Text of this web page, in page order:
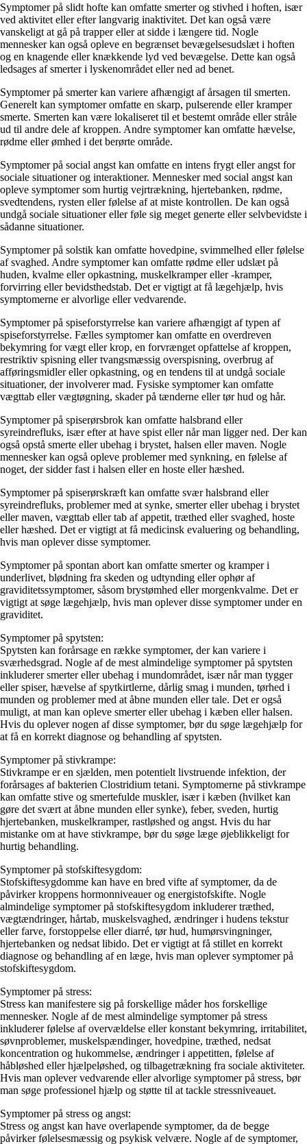
Symptomer på slidt hofte kan omfatte smerter og stivhed i hoften, især
ved aktivitet eller efter langvarig inaktivitet. Det kan også være
vanskeligt at gå på trapper eller at sidde i længere tid. Nogle
mennesker kan også opleve en begrænset bevægelsesudslæt i hoften
og en knagende eller knækkende lyd ved bevægelse. Dette kan også
ledsages af smerter i lyskenområdet eller ned ad benet.
Symptomer på smerter kan variere afhængigt af årsagen til smerten.
Generelt kan symptomer omfatte en skarp, pulserende eller kramper
smerte. Smerten kan være lokaliseret til et bestemt område eller stråle
ud til andre dele af kroppen. Andre symptomer kan omfatte hævelse,
rødme eller ømhed i det berørte område.
Symptomer på social angst kan omfatte en intens frygt eller angst for
sociale situationer og interaktioner. Mennesker med social angst kan
opleve symptomer som hurtig vejrtrækning, hjertebanken, rødme,
svedtendens, rysten eller følelse af at miste kontrollen. De kan også
undgå sociale situationer eller føle sig meget generte eller selvbevidste i
sådanne situationer.
Symptomer på solstik kan omfatte hovedpine, svimmelhed eller følelse
af svaghed. Andre symptomer kan omfatte rødme eller udslæt på
huden, kvalme eller opkastning, muskelkramper eller -kramper,
forvirring eller bevidsthedstab. Det er vigtigt at få lægehjælp, hvis
symptomerne er alvorlige eller vedvarende.
Symptomer på spiseforstyrrelse kan variere afhængigt af typen af
spiseforstyrrelse. Fælles symptomer kan omfatte en overdreven
bekymring for vægt eller krop, en forvrænget opfattelse af kroppen,
restriktiv spisning eller tvangsmæssig overspisning, overbrug af
afføringsmidler eller opkastning, og en tendens til at undgå sociale
situationer, der involverer mad. Fysiske symptomer kan omfatte
vægttab eller vægtøgning, skader på tænderne eller tør hud og hår.
Symptomer på spiserørsbrok kan omfatte halsbrand eller
syreindrefluks, især efter at have spist eller når man ligger ned. Der kan
også opstå smerte eller ubehag i brystet, halsen eller maven. Nogle
mennesker kan også opleve problemer med synkning, en følelse af
noget, der sidder fast i halsen eller en hoste eller hæshed.
Symptomer på spiserørskræft kan omfatte svær halsbrand eller
syreindrefluks, problemer med at synke, smerter eller ubehag i brystet
eller maven, vægttab eller tab af appetit, træthed eller svaghed, hoste
eller hæshed. Det er vigtigt at få medicinsk evaluering og behandling,
hvis man oplever disse symptomer.
Symptomer på spontan abort kan omfatte smerter og kramper i
underlivet, blødning fra skeden og udtynding eller ophør af
graviditetssymptomer, såsom brystømhed eller morgenkvalme. Det er
vigtigt at søge lægehjælp, hvis man oplever disse symptomer under en
graviditet.
Symptomer på spytsten:
Spytsten kan forårsage en række symptomer, der kan variere i
sværhedsgrad. Nogle af de mest almindelige symptomer på spytsten
inkluderer smerter eller ubehag i mundområdet, især når man tygger
eller spiser, hævelse af spytkirtlerne, dårlig smag i munden, tørhed i
munden og problemer med at åbne munden eller tale. Det er også
muligt, at man kan opleve smerter eller ubehag i kæben eller halsen.
Hvis du oplever nogen af disse symptomer, bør du søge lægehjælp for
at få en korrekt diagnose og behandling af spytsten.
Symptomer på stivkrampe:
Stivkrampe er en sjælden, men potentielt livstruende infektion, der
forårsages af bakterien Clostridium tetani. Symptomerne på stivkrampe
kan omfatte stive og smertefulde muskler, især i kæben (hvilket kan
gøre det svært at åbne munden eller synke), feber, sveden, hurtig
hjertebanken, muskelkramper, rastløshed og angst. Hvis du har
mistanke om at have stivkrampe, bør du søge læge øjeblikkeligt for
hurtig behandling.
Symptomer på stofskiftesygdom:
Stofskiftesygdomme kan have en bred vifte af symptomer, da de
påvirker kroppens hormonniveauer og energistofskifte. Nogle
almindelige symptomer på stofskiftesygdom inkluderer træthed,
vægtændringer, hårtab, muskelsvaghed, ændringer i hudens tekstur
eller farve, forstoppelse eller diarré, tør hud, humørsvingninger,
hjertebanken og nedsat libido. Det er vigtigt at få stillet en korrekt
diagnose og behandling af en læge, hvis man oplever symptomer på
stofskiftesygdom.
Symptomer på stress:
Stress kan manifestere sig på forskellige måder hos forskellige
mennesker. Nogle af de mest almindelige symptomer på stress
inkluderer følelse af overvældelse eller konstant bekymring, irritabilitet,
søvnproblemer, muskelspændinger, hovedpine, træthed, nedsat
koncentration og hukommelse, ændringer i appetitten, følelse af
håbløshed eller hjælpeløshed, og tilbagetrækning fra sociale aktiviteter.
Hvis man oplever vedvarende eller alvorlige symptomer på stress, bør
man søge professionel hjælp og støtte til at tackle stressniveauet.
Symptomer på stress og angst:
Stress og angst kan have overlapende symptomer, da de begge
påvirker følelsesmæssig og psykisk velvære. Nogle af de symptomer,